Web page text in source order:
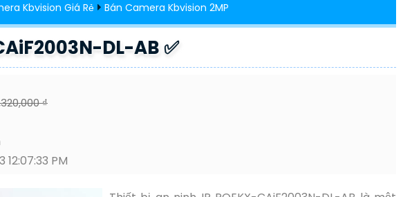
Kbvision Giá Rẻ Bán Camera Kbvision 2MP
DL-AB ✅
₫
PM